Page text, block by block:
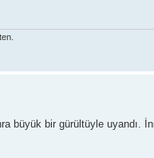
büyük bir gürültüyle